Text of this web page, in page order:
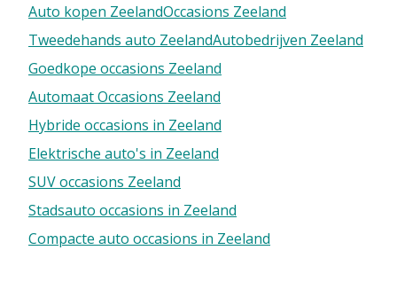
Auto kopen ZeelandOccasions Zeeland
Tweedehands auto ZeelandAutobedrijven Zeeland
Goedkope occasions Zeeland
Automaat Occasions Zeeland
Hybride occasions in Zeeland
Elektrische auto's in Zeeland
SUV occasions Zeeland
Stadsauto occasions in Zeeland
Compacte auto occasions in Zeeland